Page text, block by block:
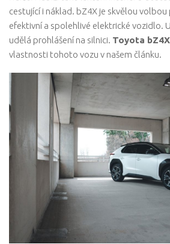
cestující i náklad. bZ4X je skvělou
efektivní a spolehlivé elektrické vozidlo.
udělá prohlášení na silnici. Toyota
vlastnosti tohoto vozu v našem článku.